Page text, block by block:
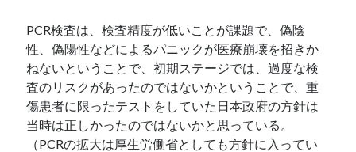
PCR検査は、検査精度が低いことが課題で、偽陰
性、偽陽性などによるパニックが医療崩壊を招きか
ねないということで、初期ステージでは、過度な検
査のリスクがあったのではないかということで、重
傷患者に限ったテストをしていた日本政府の方針は
当時は正しかったのではないかと思っている。
（PCRの拡大は厚生労働省としても方針に入ってい